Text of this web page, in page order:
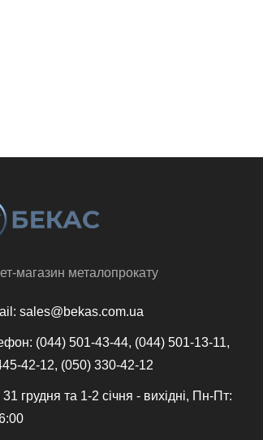
магазин металопрокату
sales@bekas.com.ua
(044) 501-43-44, (044) 501-13-11,
42-12, (050) 330-42-12
31 грудня та 1-2 січня - вихідні, Пн-Пт: